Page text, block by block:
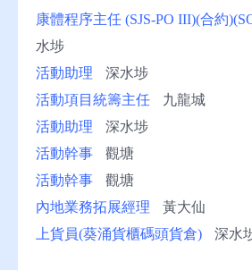
康體程序主任 (SJS-PO III)(合約
水埗
活動助理
深水埗
活動項目統籌主任
九龍城
活動助理
深水埗
活動幹事
觀塘
活動幹事
觀塘
內地業務拓展經理
黃大仙
上貨員(葵涌貨櫃碼頭貨倉)
深水